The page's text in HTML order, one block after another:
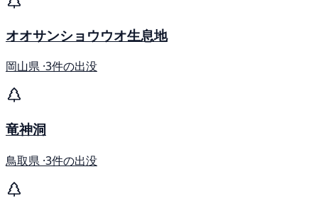
オオサンショウウオ生息地
岡山県 ·3件の出没
竜神洞
鳥取県 ·3件の出没